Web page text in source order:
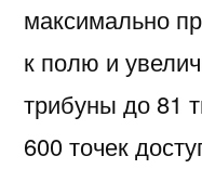
максимально
к полю и
трибуны до 81
600 точек